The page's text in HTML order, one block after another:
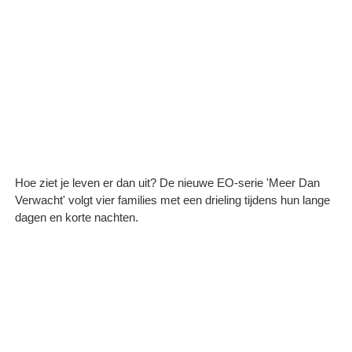
Hoe ziet je leven er dan uit? De nieuwe EO-serie 'Meer Dan
Verwacht' volgt vier families met een drieling tijdens hun lange
dagen en korte nachten.